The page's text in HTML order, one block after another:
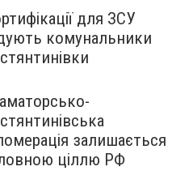
для ЗСУ
комунальники
залишається
ціллю РФ